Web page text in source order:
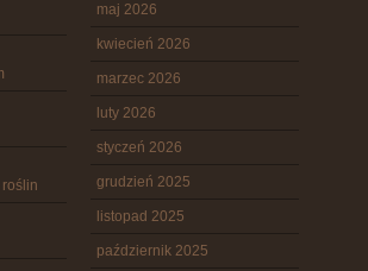
maj 2026
kwiecień 2026
marzec 2026
luty 2026
styczeń 2026
grudzień 2025
listopad 2025
październik 2025